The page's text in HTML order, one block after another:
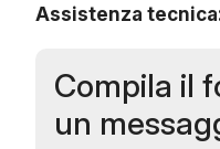
Assistenza
Compila il
un